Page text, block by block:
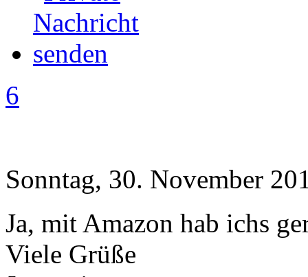
6
Sonntag, 30. November
Ja, mit Amazon hab ichs
Viele Grüße